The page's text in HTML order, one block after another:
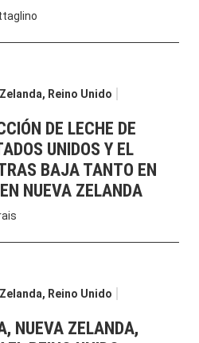
, Reino Unido
DE LECHE DE
UNIDOS Y EL
BAJA TANTO EN
NUEVA ZELANDA
, Reino Unido
NUEVA ZELANDA,